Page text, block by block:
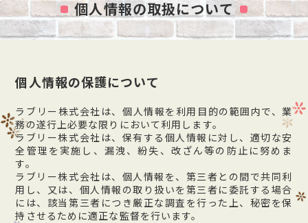
個人情報の取扱について
個人情報の保護について
ラブリー株式会社は、個人情報を利用目的の範囲内で、業
務の遂行上必要な限りにおいて利用します。
ラブリー株式会社は、保有する個人情報に対し、適切な安
全管理を実施し、漏洩、紛失、改ざん等の防止に努めま
す。
ラブリー株式会社は、個人情報を、第三者との間で共同利
用し、又は、個人情報の取り扱いを第三者に委託する場合
には、該当第三者につき厳正な調査を行った上、秘密を保
持させるために適正な監督を行います。